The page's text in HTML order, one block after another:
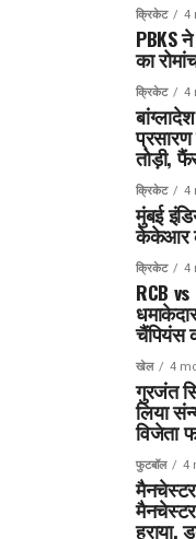
क्रिकेट 4
PBKS
का
क्रिकेट 4
तोड़ी,
क्रिकेट 4
मुंबई
केकेआर
क्रिकेट 4
RCB vs
चैंपियंस
खेल 4
गुरजंत
लिया
विजेता
फुटबॉल 4
हराया,